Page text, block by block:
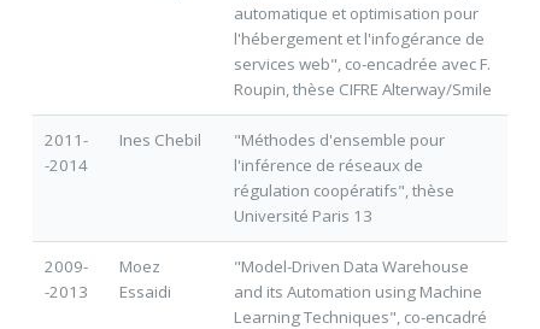
automatique et optimisation pour
l'hébergement et l'infogérance de
services web", co-encadrée avec F.
Roupin, thèse CIFRE Alterway/Smile
2011-
-2014
Ines Chebil
"Méthodes d'ensemble pour
l'inférence de réseaux de
régulation coopératifs", thèse
Université Paris 13
2009-
-2013
Moez
Essaidi
"Model-Driven Data Warehouse
and its Automation using Machine
Learning Techniques", co-encadré